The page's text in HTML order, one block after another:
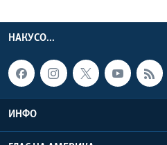
НАКУСО...
ИНФО